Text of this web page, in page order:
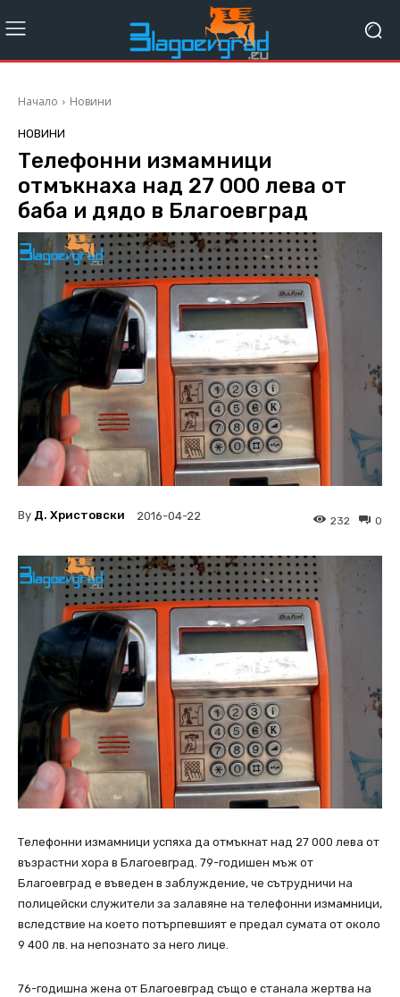
Начало Новини
НОВИНИ
Телефонни измамници
отмъкнаха над 27 000 лева от
баба и дядо в Благоевград
By Д. Христовски 2016-04-22 0
232
Телефонни измамници успяха да отмъкнат над 27 000 лева от
възрастни хора в Благоевград. 79-годишен мъж от
Благоевград е въведен в заблуждение, че сътрудничи на
полицейски служители за залавяне на телефонни измамници,
вследствие на което потърпевшият е предал сумата от около
9 400 лв. на непознато за него лице.
76-годишна жена от Благоевград също е станалa жертва на